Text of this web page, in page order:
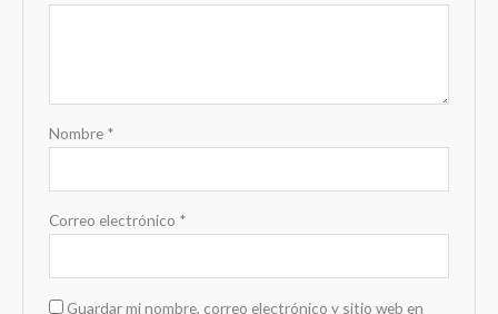
Nombre *
Correo electrónico *
Guardar mi nombre, correo electrónico y sitio web en